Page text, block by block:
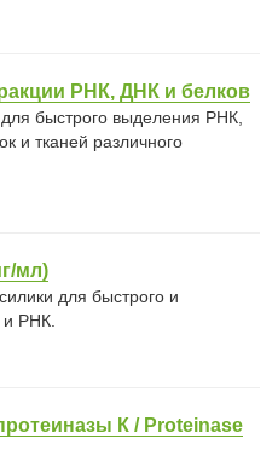
РНК, ДНК и белков
быстрого выделения РНК,
и тканей различного
мл)
для быстрого и
РНК.
К / Proteinase